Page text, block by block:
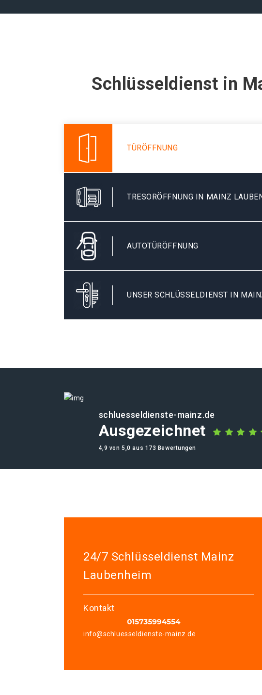
Schlüsseldienst in
TÜRÖFFNUNG
TRESORÖFFNUNG IN MAINZ
AUTOTÜRÖFFNUNG
UNSER SCHLÜSSELDIENST IN
schluesseldienste-mainz.de
Ausgezeichnet
4,9 von 5,0 aus 173 Bewertungen
24/7 Schlüsseldienst Mainz
Laubenheim
Kontakt
info@schluesseldienste-mainz.de